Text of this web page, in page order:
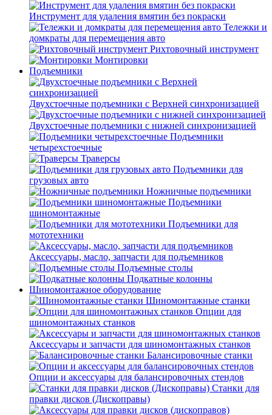
Инструмент для удаления вмятин без покраски
Тележки и
домкраты для перемещения авто
Рихтовочный инструмент
Монтировки
Подъемники
Двухстоечные подъемники с Верхней синхронизацией
Двухстоечные подъемники с нижней синхронизацией
Подъемники
четырехстоечные
Траверсы
Подъемники для
грузовых авто
Ножничные подъемники
Подъемники
шиномонтажные
Подъемники для
мототехники
Аксессуары, масло, запчасти для подъемников
Подъемные столы
Подкатные колонны
Шиномонтажное оборудование
Шиномонтажные станки
Опции для
шиномонтажных станков
Аксессуары и запчасти для шиномонтажных станков
Балансировочные станки
Опции и аксессуары для балансировочных стендов
Станки для
правки дисков (Дископравы)